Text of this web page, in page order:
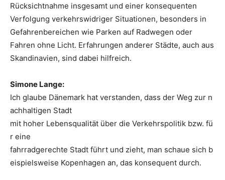
Rücksichtnahme insgesamt und einer konsequenten
Verfolgung verkehrswidriger Situationen, besonders in
Gefahrenbereichen wie Parken auf Radwegen oder
Fahren ohne Licht. Erfahrungen anderer Städte, auch aus
Skandinavien, sind dabei hilfreich.
Simone Lange:
Ich glaube Dänemark hat verstanden, dass der Weg zur n
achhaltigen Stadt
mit hoher Lebensqualität über die Verkehrspolitik bzw. fü
r eine
fahrradgerechte Stadt führt und zieht, man schaue sich b
eispielsweise Kopenhagen an, das konsequent durch.